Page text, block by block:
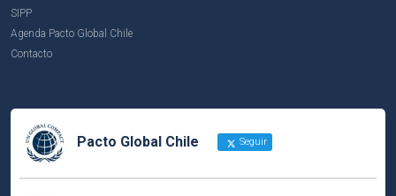
SIPP
Agenda Pacto Global Chile
Contacto
Pacto Global Chile Seguir